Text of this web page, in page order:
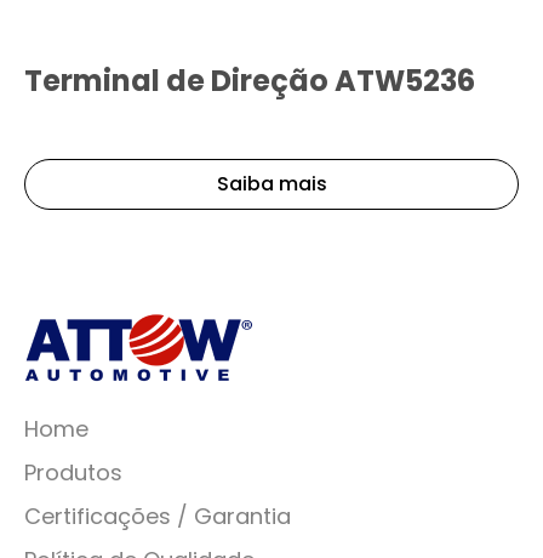
Terminal de Direção ATW5236
Saiba mais
Home
Produtos
Certificações / Garantia